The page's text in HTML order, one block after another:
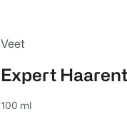
Veet
Expert
100 ml